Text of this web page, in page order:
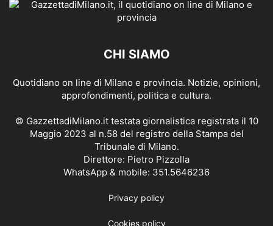
CHI SIAMO
Quotidiano on line di Milano e provincia. Notizie, opinioni,
approfondimenti, politica e cultura.
© GazzettadiMilano.it testata giornalistica registrata il 10
Maggio 2023 al n.58 del registro della Stampa del
Tribunale di Milano.
Direttore: Pietro Pizzolla
WhatsApp & mobile: 351.5646236
Privacy policy
Cookies policy